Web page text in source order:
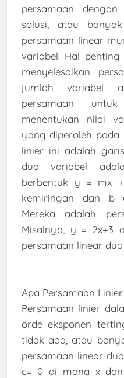
persamaan
solusi, atau
persamaan linear
variabel. Hal
menyelesaikan
jumlah variabel
persamaan
menentukan nilai
yang diperoleh pada
linier ini adalah
dua variabel
berbentuk y = mx
kemiringan dan b
Mereka adalah
Misalnya, y = 2x+3
persamaan linear
Apa Persamaan
Persamaan linier
orde eksponen
tidak ada, atau
persamaan linear
c= 0 di mana x